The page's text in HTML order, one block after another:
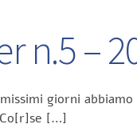
n.5 –
giorni
[…]